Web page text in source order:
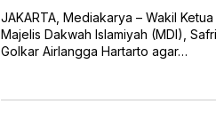
JAKARTA, Mediakarya – Wakil
Majelis Dakwah Islamiyah (MDI),
Golkar Airlangga Hartarto agar…